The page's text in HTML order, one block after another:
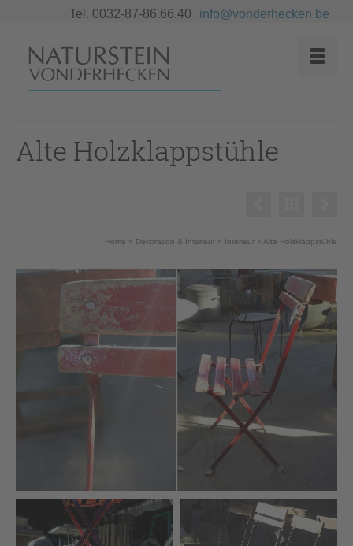
Tel. 0032-87-86.66.40 info@vonderhecken.be
Alte Holzklappstühle
Home » Dekoration & Interieur » Interieur » Alte Holzklappstühle